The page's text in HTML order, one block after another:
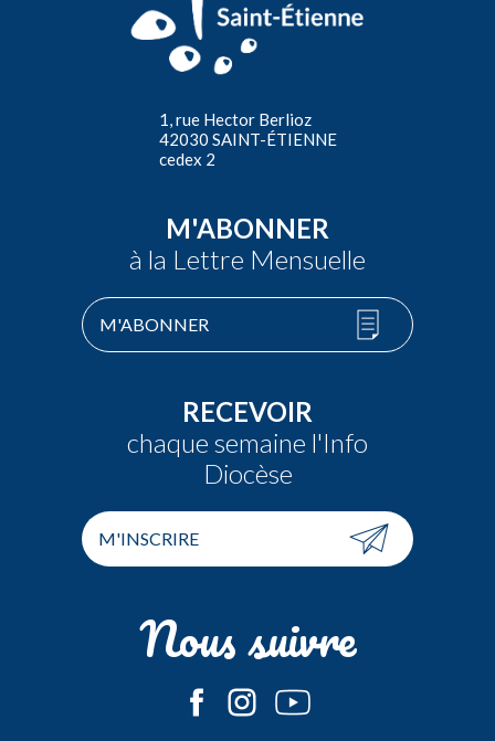
1, rue Hector Berlioz
42030 SAINT-ÉTIENNE
cedex 2
M'ABONNER
à la Lettre Mensuelle
M'ABONNER
RECEVOIR
chaque semaine l'Info
Diocèse
M'INSCRIRE
Nous suivre